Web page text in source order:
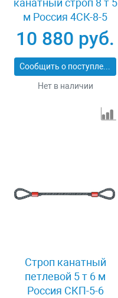
канатный строп 8 т 5
м Россия 4СК-8-5
10 880 руб.
Сообщить о поступлении
Нет в наличии
Строп канатный
петлевой 5 т 6 м
Россия СКП-5-6